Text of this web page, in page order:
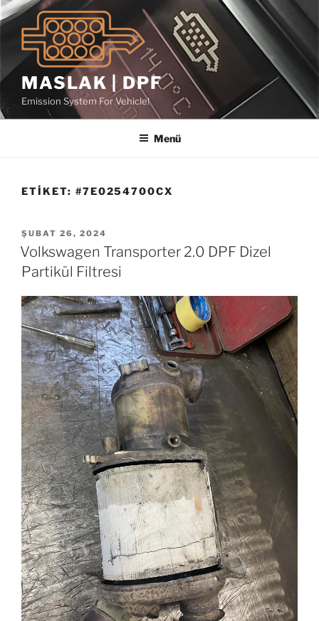
İçeriğe
geç
MASLAK | DPF
Emission System For Vehicle!
Menü
ETIKET: #7E0254700CX
YAYIM
TARIHI
ŞUBAT 26, 2024
Volkswagen Transporter 2.0 DPF Dizel
Partikül Filtresi